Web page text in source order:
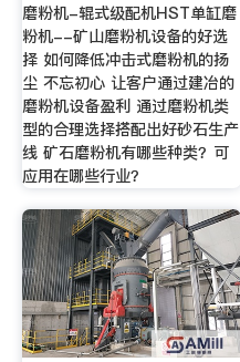
磨粉机-辊式级配机HST单缸磨
粉机--矿山磨粉机设备的好选
择 如何降低冲击式磨粉机的扬
尘 不忘初心 让客户通过建冶的
磨粉机设备盈利 通过磨粉机类
型的合理选择搭配出好砂石生产
线 矿石磨粉机有哪些种类？可
应用在哪些行业？